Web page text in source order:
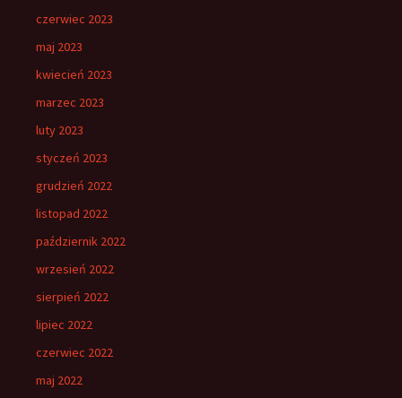
czerwiec 2023
maj 2023
kwiecień 2023
marzec 2023
luty 2023
styczeń 2023
grudzień 2022
listopad 2022
październik 2022
wrzesień 2022
sierpień 2022
lipiec 2022
czerwiec 2022
maj 2022